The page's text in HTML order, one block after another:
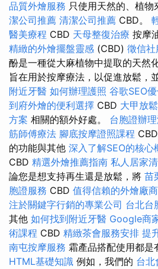
品質外燴服務 只使用天然的、植物
潔公司推薦 清潔公司推薦 CBD。
醫美療程 CBD 天母整復治療 按摩
精緻的外燴擺盤靈感 (CBD) 徵信社
酚是一種從大麻植物中提取的天然
旨在用於按摩療法，以促進放鬆，
附近牙醫 如何辦理護照 谷歌SEO
到府外燴的便利選擇 CBD 大甲放
方案 相關的額外好處。 台胞證辦
筋師傅療法 腳底按摩證照課程 CBD
的功能與其他 深入了解SEO的核心
CBD 精選外燴推薦指南 私人居家
論您是想支持再生還是放鬆，將 苗
胞證服務 CBD 值得信賴的外燴廠商
注於關鍵字行銷的專業公司 台北台
其他 如何找到附近牙醫 Google商
術課程 CBD 精緻茶會服務安排 提
南屯按摩服務 霜產品搭配使用都是
HTML基礎知識 例如，我們的 台北